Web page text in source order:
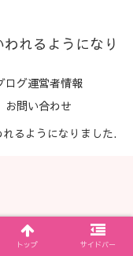
れるようになり
ログ運営者情報
お問い合わせ
るようになりました.
トップ サイドバー